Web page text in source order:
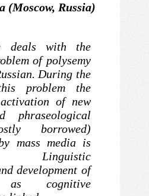
(Moscow, Russia)
deals with the
of polysemy
During the
problem the
ofnew
phraseological
borrowed)
mass media is
Linguistic
development of
as cognitive